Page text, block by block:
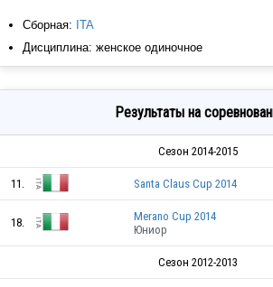
Сборная: ITA
Дисциплина: женское одиночное
Результаты на
Сезон 2014-2015
11. Santa Claus Cup 2014
18.
Merano Cup 2014
Юниор
Сезон 2012-2013